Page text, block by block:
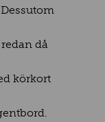
då
körkort